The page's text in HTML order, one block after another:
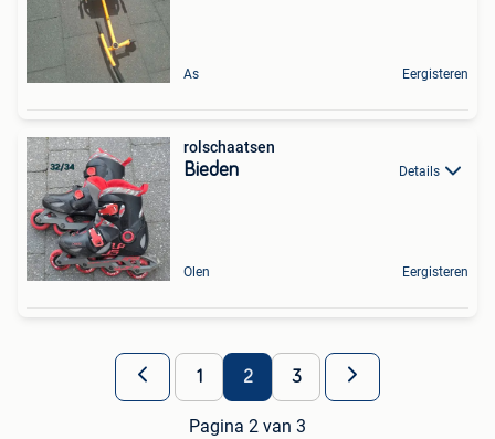
As Eergisteren
rolschaatsen
Bieden Details
Olen Eergisteren
1 2 3
Pagina 2 van 3